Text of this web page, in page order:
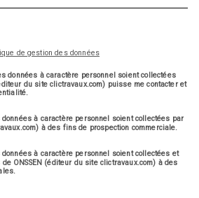
de gestion des données
données à caractère personnel soient collectées
du site clictravaux.com) puisse me contacter et
à caractère personnel soient collectées par
à des fins de prospection commerciale.
à caractère personnel soient collectées et
ONSSEN (éditeur du site clictravaux.com) à des